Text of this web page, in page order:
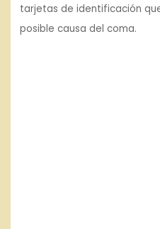
tarjetas de identificación
posible causa del coma.